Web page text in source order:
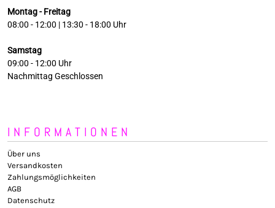
Montag - Freitag
08:00 - 12:00 | 13:30 - 18:00 Uhr
Samstag
09:00 - 12:00 Uhr
Nachmittag Geschlossen
INFORMATIONEN
Über uns
Versandkosten
Zahlungsmöglichkeiten
AGB
Datenschutz